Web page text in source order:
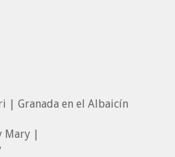
| Granada en el Albaicín
Mary |